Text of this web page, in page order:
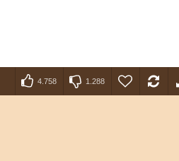
4.758 1.288